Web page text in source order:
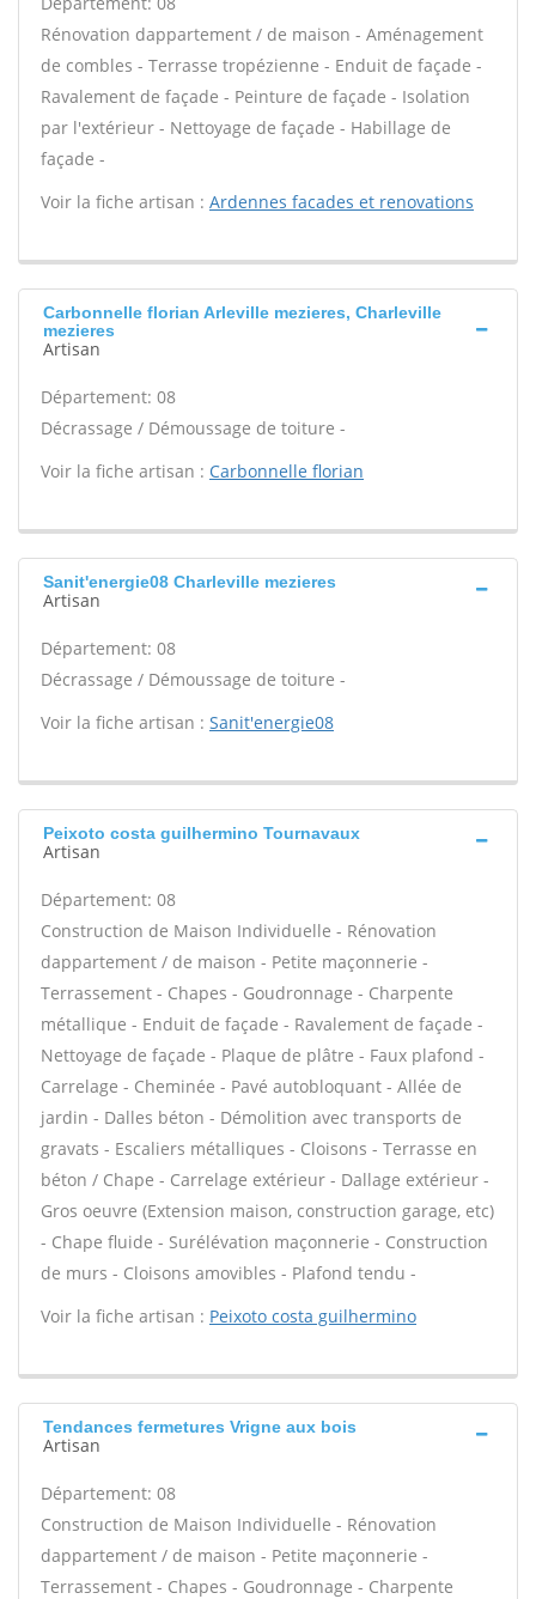
Rénovation dappartement / de maison - Aménagement
de combles - Terrasse tropézienne - Enduit de façade -
Ravalement de façade - Peinture de façade - Isolation
par l'extérieur - Nettoyage de façade - Habillage de
façade -
Voir la fiche artisan : Ardennes facades et renovations
Carbonnelle florian Arleville mezieres, Charleville
mezieres
Artisan
Département: 08
Décrassage / Démoussage de toiture -
Voir la fiche artisan : Carbonnelle florian
Sanit'energie08 Charleville mezieres
Artisan
Département: 08
Décrassage / Démoussage de toiture -
Voir la fiche artisan : Sanit'energie08
Peixoto costa guilhermino Tournavaux
Artisan
Département: 08
Construction de Maison Individuelle - Rénovation
dappartement / de maison - Petite maçonnerie -
Terrassement - Chapes - Goudronnage - Charpente
métallique - Enduit de façade - Ravalement de façade -
Nettoyage de façade - Plaque de plâtre - Faux plafond -
Carrelage - Cheminée - Pavé autobloquant - Allée de
jardin - Dalles béton - Démolition avec transports de
gravats - Escaliers métalliques - Cloisons - Terrasse en
béton / Chape - Carrelage extérieur - Dallage extérieur -
Gros oeuvre (Extension maison, construction garage, etc)
- Chape fluide - Surélévation maçonnerie - Construction
de murs - Cloisons amovibles - Plafond tendu -
Voir la fiche artisan : Peixoto costa guilhermino
Tendances fermetures Vrigne aux bois
Artisan
Département: 08
Construction de Maison Individuelle - Rénovation
dappartement / de maison - Petite maçonnerie -
Terrassement - Chapes - Goudronnage - Charpente